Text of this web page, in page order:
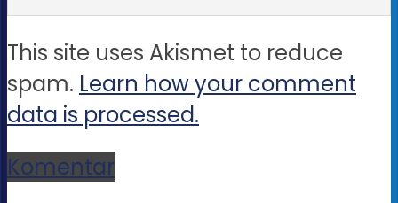
This site uses Akismet to reduce
spam. Learn how your comment
data is processed.
Komentar